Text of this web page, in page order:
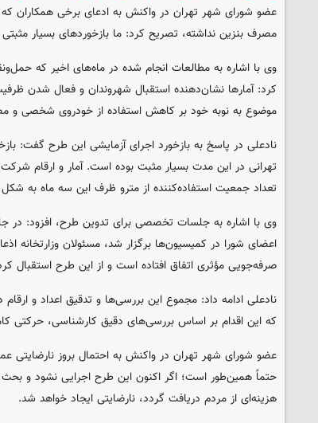
عضو شورای شهر تهران در واکنش به ادعای برخی همکاران که
مصرف بنزین نداشته، تصریح کرد: ما بازخوردهای بسیار
وی با اشاره به مطالعات انجام شده در ماه‌های اخیر که
کرد: آمارها نشان‌دهنده استقبال شهروندان و فعال شدن
موضوع به نوبه خود بر کاهش استفاده از خودروی شخصی و
نادعلی در پاسخ به بازخورد اجرای آزمایشی این طرح گفت:
تهرانی در این مدت بسیار مثبت بوده است. آمار و ارقام
تعداد جمعیت استفاده‌کننده از مترو ظرف این سه ماه به
وی با اشاره به جلسات تخصصی برای تدوین طرح، افزود: در
اعضای شورا در کمیسیون‌ها برگزار شد، مسئولان وزارتخانه
صرفه‌جویی مؤثری اتفاق افتاده است و از این طرح استقبال
نادعلی ادامه داد: مجموع این بررسی‌ها و تدقیق اعداد و ارقام
که این اقدام بر اساس بررسی‌های دقیق کارشناسی، حرکتی
عضو شورای شهر تهران در واکنش به احتمال بروز نارضایتی
حتماً همین‌طور است؛ اگر اکنون این طرح اجرایی نشود و بحث
هزینه‌ای از مردم دریافت گردد، نارضایتی ایجاد خواهد شد.